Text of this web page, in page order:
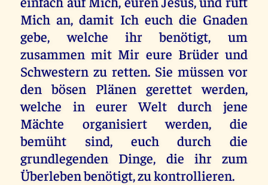
Mich an, damit Ich euch die Gnaden
gebe, welche ihr benötigt, um
zusammen mit Mir eure Brüder und
Schwestern zu retten. Sie müssen vor
den bösen Plänen gerettet werden,
welche in eurer Welt durch jene
Mächte organisiert werden, die
bemüht sind, euch durch die
grundlegenden Dinge, die ihr zum
Überleben benötigt, zu kontrollieren.